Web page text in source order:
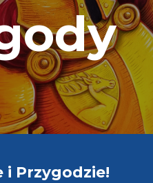
i Przygodzie!